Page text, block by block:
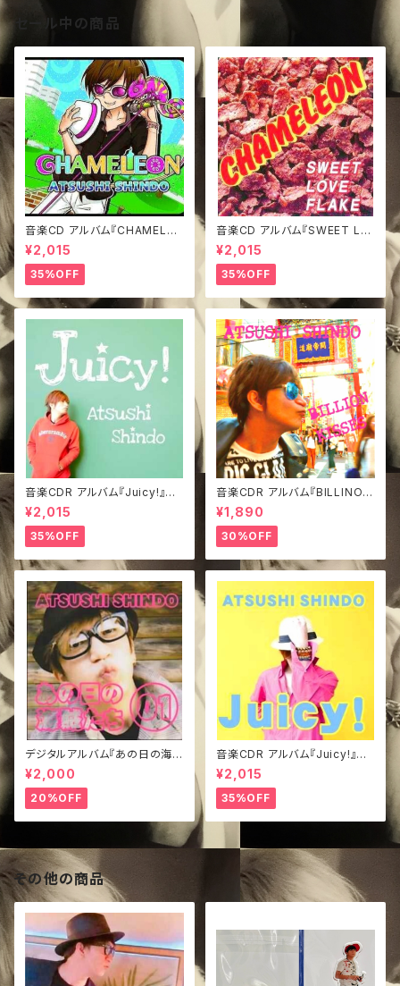
セール中の商品
音楽CD アルバム『CHAMELEO
N』
¥2,015
35%OFF
音楽CD アルバム『SWEET LO
VE FLAKE』
¥2,015
35%OFF
音楽CDR アルバム『Juicy!』み
どジャケVer.
¥2,015
35%OFF
音楽CDR アルバム『BILLINO K
ISSES』TypeA
¥1,890
30%OFF
デジタルアルバム『あの日の海賊
たち①』
¥2,000
20%OFF
音楽CDR アルバム『Juicy!』き
ぃジャケVer.
¥2,015
35%OFF
その他の商品